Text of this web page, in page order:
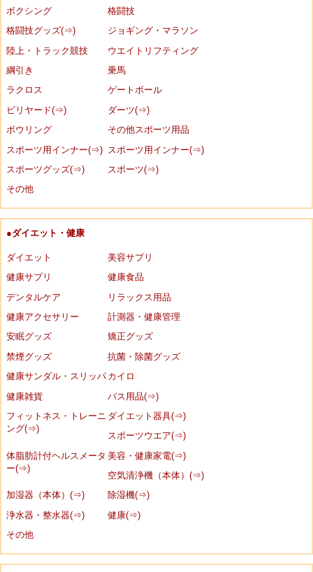
ボクシング
格闘技
格闘技グッズ(⇒)
ジョギング・マラソン
陸上・トラック競技
ウエイトリフティング
綱引き
乗馬
ラクロス
ゲートボール
ビリヤード(⇒)
ダーツ(⇒)
ボウリング
その他スポーツ用品
スポーツ用インナー(⇒)
スポーツ用インナー(⇒)
スポーツグッズ(⇒)
スポーツ(⇒)
その他
●ダイエット・健康
ダイエット
美容サプリ
健康サプリ
健康食品
デンタルケア
リラックス用品
健康アクセサリー
計測器・健康管理
安眠グッズ
矯正グッズ
禁煙グッズ
抗菌・除菌グッズ
健康サンダル・スリッパ カイロ
健康雑貨
バス用品(⇒)
フィットネス・トレーニ
ング(⇒)
ダイエット器具(⇒)
スポーツウエア(⇒)
体脂肪計付ヘルスメータ
ー(⇒)
美容・健康家電(⇒)
空気清浄機（本体）(⇒)
加湿器（本体）(⇒)
除湿機(⇒)
浄水器・整水器(⇒)
健康(⇒)
その他